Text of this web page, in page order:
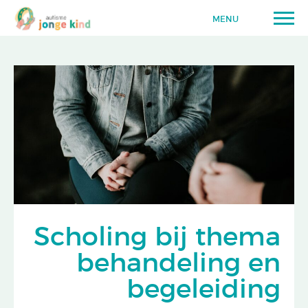
MENU
Scholing bij thema
behandeling en
begeleiding